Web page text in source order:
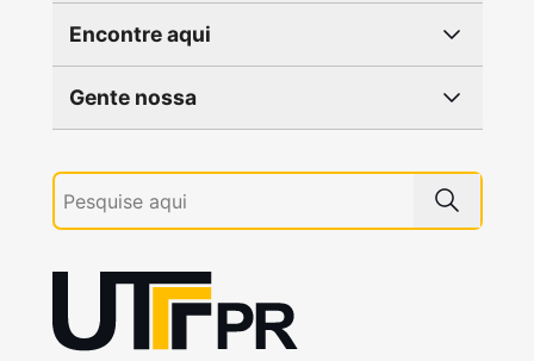
Encontre aqui
Gente nossa